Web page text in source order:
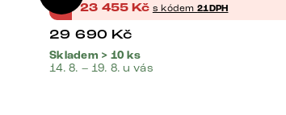
23 455 Kč s kódem21DPH
29 690 Kč
Skladem > 10 ks
14. 8. – 19. 8. u vás